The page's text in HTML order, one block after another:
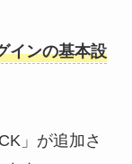
インの基本設
」が追加さ